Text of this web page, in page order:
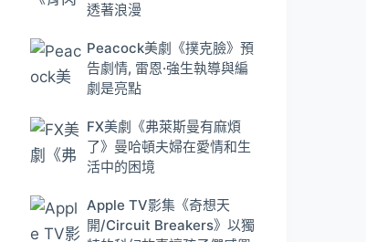
透著浪漫
Peacock美劇《撲克臉》預
告劇情, 雷恩·強生執導與編
劇是亮點
FX美劇《弗萊斯曼有麻煩
了》曼哈頓夫婦在愛情和生
活中的困境
Apple TV影集《奇想天
開/Circuit Breakers》以獨